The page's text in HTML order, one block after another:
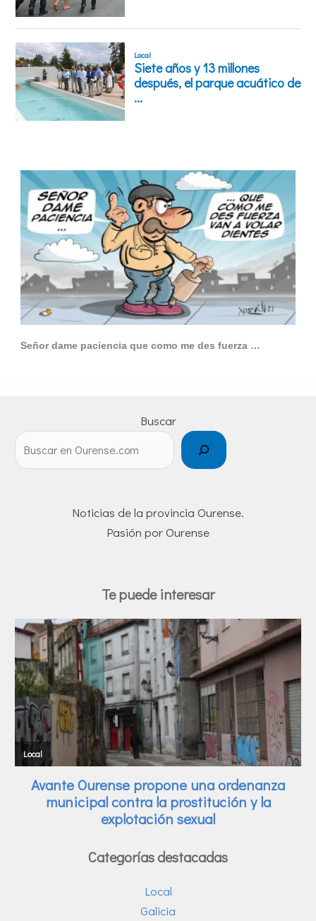
Señor dame paciencia que como me des fuerza …
Buscar
Noticias de la provincia Ourense.
Pasión por Ourense
Te puede interesar
Categorías destacadas
Local
Galicia